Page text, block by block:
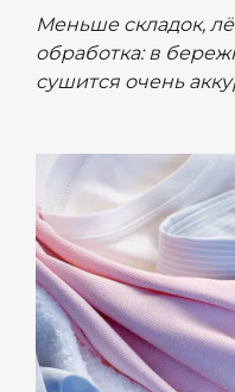
Меньше складок,
обработка: в
сушится очень